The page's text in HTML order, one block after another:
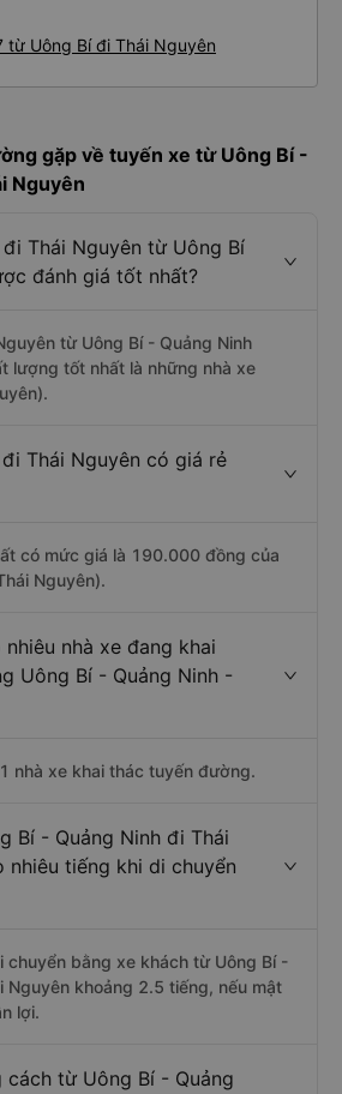
Uông Bí đi Thái Nguyên
gặp về tuyến xe từ Uông Bí -
Nguyên
Thái Nguyên từ Uông Bí
đánh giá tốt nhất?
từ Uông Bí - Quảng Ninh
lượng tốt nhất là những nhà xe
Thái Nguyên có giá rẻ
có mức giá là 190.000 đồng của
Nguyên).
nhà xe đang khai
Uông Bí - Quảng Ninh -
nhà xe khai thác tuyến đường.
Bí - Quảng Ninh đi Thái
nhiêu tiếng khi di chuyển
chuyển bằng xe khách từ Uông Bí -
Nguyên khoảng 2.5 tiếng, nếu mật
lợi.
cách từ Uông Bí - Quảng